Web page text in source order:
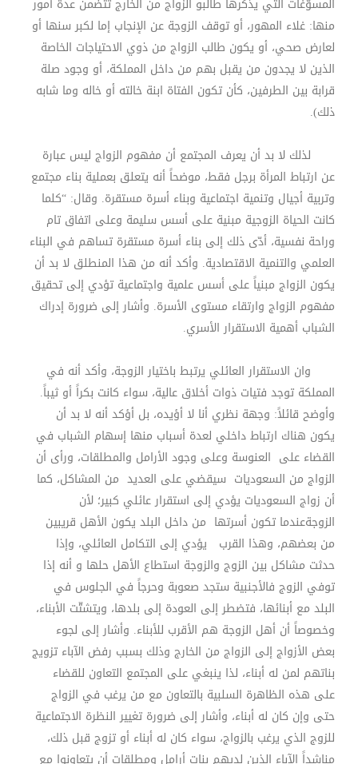
منها: غلاء المهور، أو توقف الزوجة عن الإنجاب إما لكبر سنها أو
لعارض صحي، أو يكون طالب الزواج من ذوي الاحتياجات الخاصة
الذين لا يجدون من يقبل بهم من داخل المملكة، أو وجود صلة
قرابة بين الطرفين، كأن تكون الفتاة ابنة خالته أو خاله وما شابه
ذلك).
لذلك لا بد أن يعرف المجتمع أن مفهوم الزواج ليس عبارة
عن ارتباط المرأة برجل فقط، موضحاً أنه يتعلق بعملية بناء مجتمع
وتربية أجيال وتنمية اجتماعية وبناء أسرة مستقرة. وقال: “كلما
كانت الحياة الزوجية مبنية على أسس سليمة وعلى اتفاق تام
وراحة نفسية، أدّى ذلك إلى بناء أسرة مستقرة تساهم في البناء
العلمي والتنمية الاقتصادية. وأكد أنه من هذا المنطلق لا بد أن
يكون الزواج مبنياً على أسس علمية واجتماعية تؤدي إلى تحقيق
مفهوم الزواج وارتقاء مستوى الأسرة. وأشار إلى ضرورة إدراك
الشباب أهمية الاستقرار الأسري.
وان الاستقرار العائلي يرتبط باختيار الزوجة، وأكد أنه في
المملكة توجد فتيات ذوات أخلاق عالية، سواء كانت بكراً أو ثيباً.
وأوضح قائلاً: وجهة نظري أنا لا أؤيده، بل أؤكد أنه لا بد أن
يكون هناك ارتباط داخلي لعدة أسباب منها إسهام الشباب في
القضاء على العنوسة وعلى وجود الأرامل والمطلقات، ورأى أن
الزواج من السعوديات سيقضي على العديد من المشاكل، كما
أن زواج السعوديات يؤدي إلى استقرار عائلي كبير؛ لأن
الزوجةعندما تكون أسرتها من داخل البلد يكون الأهل قريبين
من بعضهم، وهذا القرب يؤدي إلى التكامل العائلي، وإذا
حدثت مشاكل بين الزوج والزوجة استطاع الأهل حلها و أنه إذا
توفي الزوج فالأجنبية ستجد صعوبة وحرجاً في الجلوس في
البلد مع أبنائها، فتضطر إلى العودة إلى بلدها، ويتشتّت الأبناء،
وخصوصاً أن أهل الزوجة هم الأقرب للأبناء. وأشار إلى لجوء
بعض الأزواج إلى الزواج من الخارج وذلك بسبب رفض الآباء تزويج
بناتهم لمن له أبناء، لذا ينبغي على المجتمع التعاون للقضاء
على هذه الظاهرة السلبية بالتعاون مع من يرغب في الزواج
حتى وإن كان له أبناء، وأشار إلى ضرورة تغيير النظرة الاجتماعية
للزوج الذي يرغب بالزواج، سواء كان له أبناء أو تزوج قبل ذلك،
مناشداً الآباء الذين لديهم بنات أرامل ومطلقات أن يتعاونوا مع